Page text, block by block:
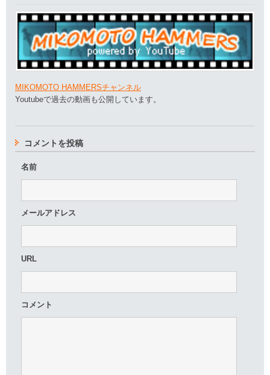
MIKOMOTO HAMMERSチャンネル
Youtubeで過去の動画も公開しています。
コメントを投稿
名前
メールアドレス
URL
コメント